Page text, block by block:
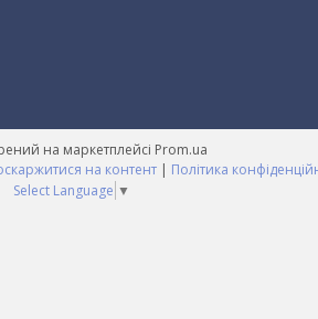
на маркетплейсі Prom.ua
на контент | Політика
Select Language ▼